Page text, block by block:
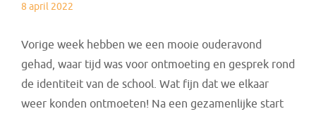
8 april 2022
Vorige week hebben we een mooie ouderavond
gehad, waar tijd was voor ontmoeting en gesprek rond
de identiteit van de school. Wat fijn dat we elkaar
weer konden ontmoeten! Na een gezamenlijke start